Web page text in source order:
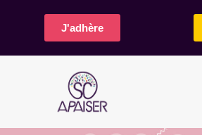
J'adhère